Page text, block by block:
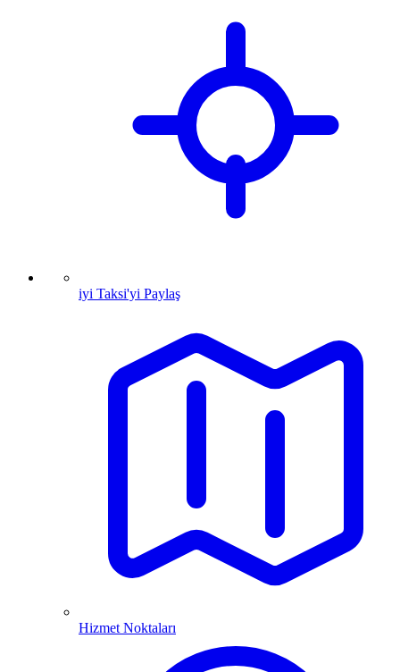
iyi Taksi'yi Paylaş
Hizmet Noktaları